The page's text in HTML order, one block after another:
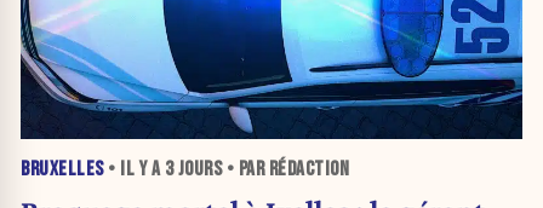
BRUXELLES• IL Y A 3 JOURS• PAR RÉDACTION